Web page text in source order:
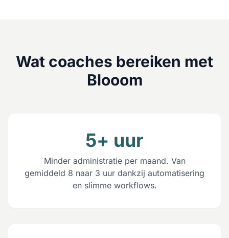
Wat coaches bereiken met
Blooom
5+ uur
Minder administratie per maand. Van
gemiddeld 8 naar 3 uur dankzij automatisering
en slimme workflows.